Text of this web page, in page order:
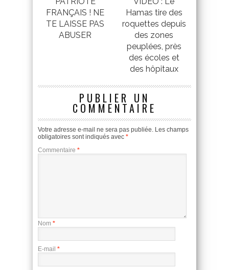
FRANÇAIS ! NE
TE LAISSE PAS
ABUSER
Hamas tire des
roquettes depuis
des zones
peuplées, près
des écoles et
des hôpitaux
PUBLIER UN
COMMENTAIRE
Votre adresse e-mail ne sera pas publiée. Les champs
obligatoires sont indiqués avec *
Commentaire *
Nom *
E-mail *